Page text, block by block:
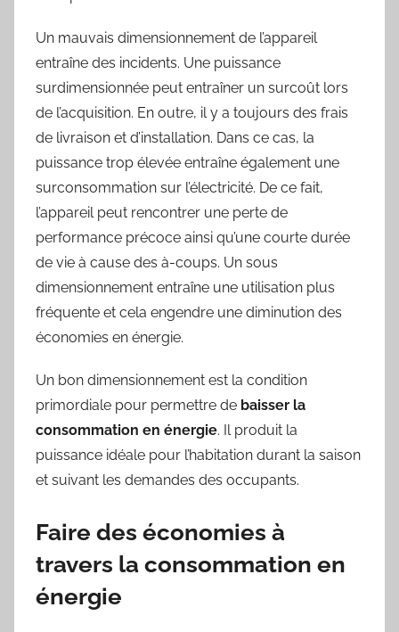
Un mauvais dimensionnement de l’appareil
entraîne des incidents. Une puissance
surdimensionnée peut entraîner un surcoût lors
de l’acquisition. En outre, il y a toujours des frais
de livraison et d’installation. Dans ce cas, la
puissance trop élevée entraîne également une
surconsommation sur l’électricité. De ce fait,
l’appareil peut rencontrer une perte de
performance précoce ainsi qu’une courte durée
de vie à cause des à-coups. Un sous
dimensionnement entraîne une utilisation plus
fréquente et cela engendre une diminution des
économies en énergie.
Un bon dimensionnement est la condition
primordiale pour permettre de baisser la
consommation en énergie. Il produit la
puissance idéale pour l’habitation durant la saison
et suivant les demandes des occupants.
Faire des économies à
travers la consommation en
énergie